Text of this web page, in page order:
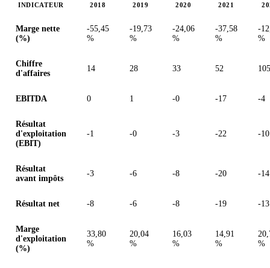
INDICATEUR 2018 2019 2020 2021
Marge nette
(%)
-55,45
%
-19,73
%
-24,06
%
-37,58
%
-
%
Chiffre
d'affaires
14 28 33 52 105
EBITDA 0 1 -0 -17 -4
Résultat
d'exploitation
(EBIT)
-1 -0 -3 -22 -10
Résultat
avant impôts
-3 -6 -8 -20 -14
Résultat net -8 -6 -8 -19 -13
Marge
d'exploitation
(%)
33,80
%
20,04
%
16,03
%
14,91
%
%